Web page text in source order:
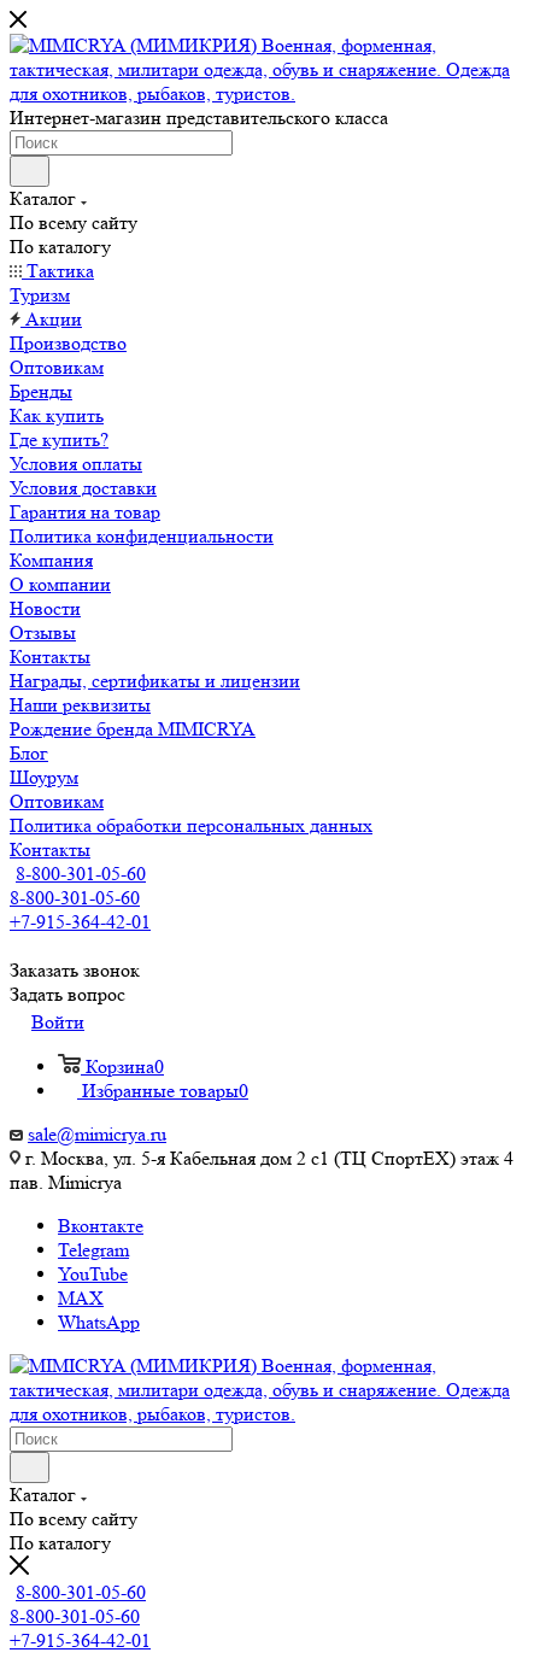
Интернет-магазин представительского класса
Каталог
По всему сайту
По каталогу
Тактика
Туризм
Акции
Производство
Оптовикам
Бренды
Как купить
Где купить?
Условия оплаты
Условия доставки
Гарантия на товар
Политика конфиденциальности
Компания
О компании
Новости
Отзывы
Контакты
Награды, сертификаты и лицензии
Наши реквизиты
Рождение бренда MIMICRYA
Блог
Шоурум
Оптовикам
Политика обработки персональных данных
Контакты
8-800-301-05-60
8-800-301-05-60
+7-915-364-42-01
Заказать звонок
Задать вопрос
Войти
Корзина0
Избранные товары0
sale@mimicrya.ru
г. Москва, ул. 5-я Кабельная дом 2 с1 (ТЦ СпортEX) этаж 4
пав. Mimicrya
Вконтакте
Telegram
YouTube
MAX
WhatsApp
Каталог
По всему сайту
По каталогу
8-800-301-05-60
8-800-301-05-60
+7-915-364-42-01